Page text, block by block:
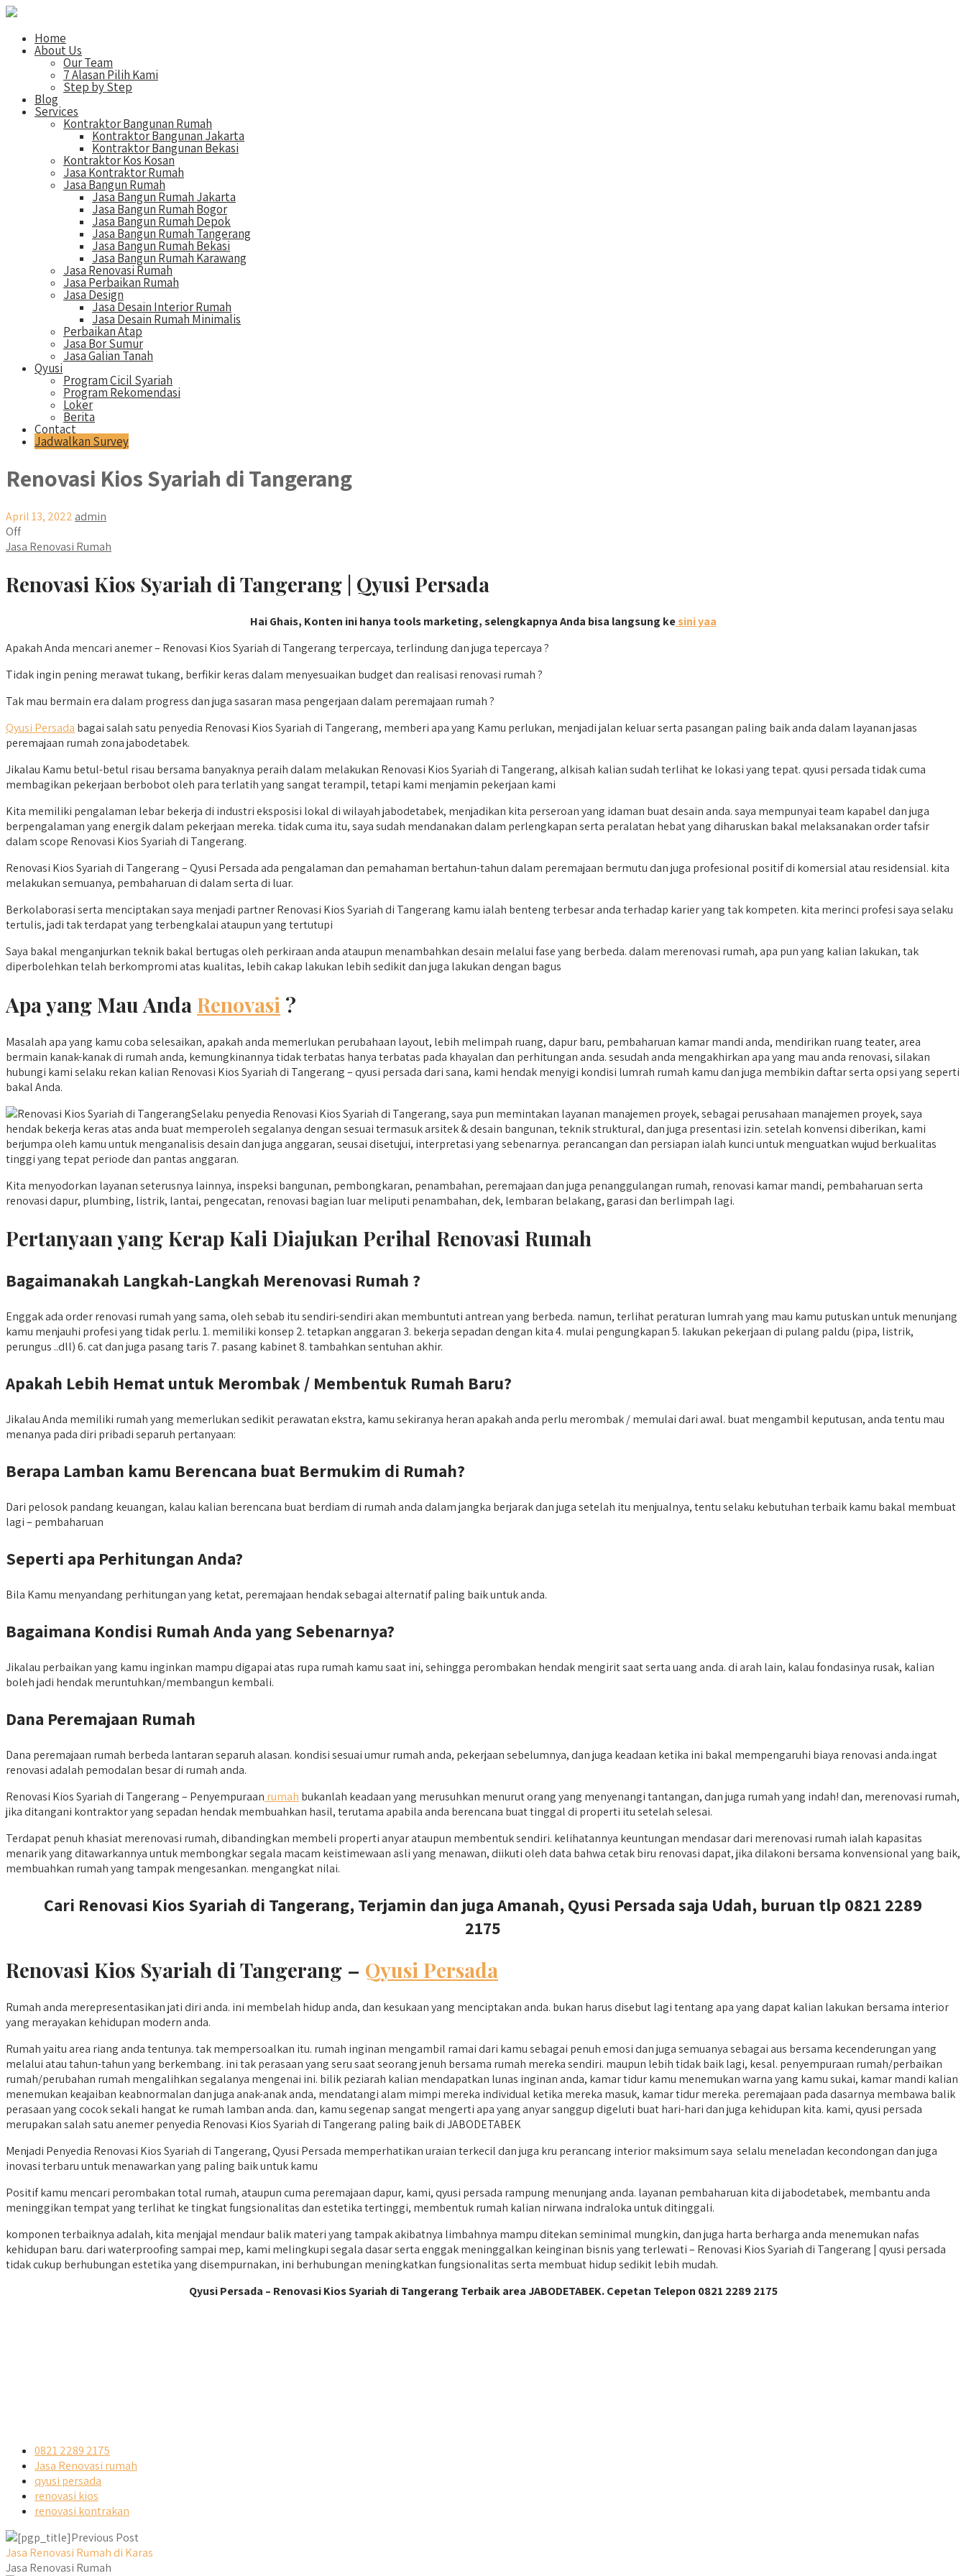
Home
About Us
Our Team
7 Alasan Pilih Kami
Step by Step
Blog
Services
Kontraktor Bangunan Rumah
Kontraktor Bangunan Jakarta
Kontraktor Bangunan Bekasi
Kontraktor Kos Kosan
Jasa Kontraktor Rumah
Jasa Bangun Rumah
Jasa Bangun Rumah Jakarta
Jasa Bangun Rumah Bogor
Jasa Bangun Rumah Depok
Jasa Bangun Rumah Tangerang
Jasa Bangun Rumah Bekasi
Jasa Bangun Rumah Karawang
Jasa Renovasi Rumah
Jasa Perbaikan Rumah
Jasa Design
Jasa Desain Interior Rumah
Jasa Desain Rumah Minimalis
Perbaikan Atap
Jasa Bor Sumur
Jasa Galian Tanah
Qyusi
Program Cicil Syariah
Program Rekomendasi
Loker
Berita
Contact
Jadwalkan Survey
Renovasi Kios Syariah di Tangerang
April 13, 2022 admin
Off
Jasa Renovasi Rumah
Renovasi Kios Syariah di Tangerang | Qyusi Persada
Hai Ghais, Konten ini hanya tools marketing, selengkapnya Anda bisa langsung kesini yaa
Apakah Anda mencari anemer – Renovasi Kios Syariah di Tangerang terpercaya, terlindung dan juga tepercaya ?
Tidak ingin pening merawat tukang, berfikir keras dalam menyesuaikan budget dan realisasi renovasi rumah ?
Tak mau bermain era dalam progress dan juga sasaran masa pengerjaan dalam peremajaan rumah ?
Qyusi Persada bagai salah satu penyedia Renovasi Kios Syariah di Tangerang, memberi apa yang Kamu perlukan, menjadi jalan keluar serta pasangan paling baik anda dalam layanan jasas
peremajaan rumah zona jabodetabek.
Jikalau Kamu betul-betul risau bersama banyaknya peraih dalam melakukan Renovasi Kios Syariah di Tangerang, alkisah kalian sudah terlihat ke lokasi yang tepat. qyusi persada tidak cuma
membagikan pekerjaan berbobot oleh para terlatih yang sangat terampil, tetapi kami menjamin pekerjaan kami
Kita memiliki pengalaman lebar bekerja di industri eksposisi lokal di wilayah jabodetabek, menjadikan kita perseroan yang idaman buat desain anda. saya mempunyai team kapabel dan juga
berpengalaman yang energik dalam pekerjaan mereka. tidak cuma itu, saya sudah mendanakan dalam perlengkapan serta peralatan hebat yang diharuskan bakal melaksanakan order tafsir
dalam scope Renovasi Kios Syariah di Tangerang.
Renovasi Kios Syariah di Tangerang – Qyusi Persada ada pengalaman dan pemahaman bertahun-tahun dalam peremajaan bermutu dan juga profesional positif di komersial atau residensial. kita
melakukan semuanya, pembaharuan di dalam serta di luar.
Berkolaborasi serta menciptakan saya menjadi partner Renovasi Kios Syariah di Tangerang kamu ialah benteng terbesar anda terhadap karier yang tak kompeten. kita merinci profesi saya selaku
tertulis, jadi tak terdapat yang terbengkalai ataupun yang tertutupi
Saya bakal menganjurkan teknik bakal bertugas oleh perkiraan anda ataupun menambahkan desain melalui fase yang berbeda. dalam merenovasi rumah, apa pun yang kalian lakukan, tak
diperbolehkan telah berkompromi atas kualitas, lebih cakap lakukan lebih sedikit dan juga lakukan dengan bagus
Apa yang Mau Anda Renovasi ?
Masalah apa yang kamu coba selesaikan, apakah anda memerlukan perubahaan layout, lebih melimpah ruang, dapur baru, pembaharuan kamar mandi anda, mendirikan ruang teater, area
bermain kanak-kanak di rumah anda, kemungkinannya tidak terbatas hanya terbatas pada khayalan dan perhitungan anda. sesudah anda mengakhirkan apa yang mau anda renovasi, silakan
hubungi kami selaku rekan kalian Renovasi Kios Syariah di Tangerang – qyusi persada dari sana, kami hendak menyigi kondisi lumrah rumah kamu dan juga membikin daftar serta opsi yang seperti
bakal Anda.
Selaku penyedia Renovasi Kios Syariah di Tangerang, saya pun memintakan layanan manajemen proyek, sebagai perusahaan manajemen proyek, saya
hendak bekerja keras atas anda buat memperoleh segalanya dengan sesuai termasuk arsitek & desain bangunan, teknik struktural, dan juga presentasi izin. setelah konvensi diberikan, kami
berjumpa oleh kamu untuk menganalisis desain dan juga anggaran, seusai disetujui, interpretasi yang sebenarnya. perancangan dan persiapan ialah kunci untuk menguatkan wujud berkualitas
tinggi yang tepat periode dan pantas anggaran.
Kita menyodorkan layanan seterusnya lainnya, inspeksi bangunan, pembongkaran, penambahan, peremajaan dan juga penanggulangan rumah, renovasi kamar mandi, pembaharuan serta
renovasi dapur, plumbing, listrik, lantai, pengecatan, renovasi bagian luar meliputi penambahan, dek, lembaran belakang, garasi dan berlimpah lagi.
Pertanyaan yang Kerap Kali Diajukan Perihal Renovasi Rumah
Bagaimanakah Langkah-Langkah Merenovasi Rumah ?
Enggak ada order renovasi rumah yang sama, oleh sebab itu sendiri-sendiri akan membuntuti antrean yang berbeda. namun, terlihat peraturan lumrah yang mau kamu putuskan untuk menunjang
kamu menjauhi profesi yang tidak perlu. 1. memiliki konsep 2. tetapkan anggaran 3. bekerja sepadan dengan kita 4. mulai pengungkapan 5. lakukan pekerjaan di pulang paldu (pipa, listrik,
perungus ..dll) 6. cat dan juga pasang taris 7. pasang kabinet 8. tambahkan sentuhan akhir.
Apakah Lebih Hemat untuk Merombak / Membentuk Rumah Baru?
Jikalau Anda memiliki rumah yang memerlukan sedikit perawatan ekstra, kamu sekiranya heran apakah anda perlu merombak / memulai dari awal. buat mengambil keputusan, anda tentu mau
menanya pada diri pribadi separuh pertanyaan:
Berapa Lamban kamu Berencana buat Bermukim di Rumah?
Dari pelosok pandang keuangan, kalau kalian berencana buat berdiam di rumah anda dalam jangka berjarak dan juga setelah itu menjualnya, tentu selaku kebutuhan terbaik kamu bakal membuat
lagi – pembaharuan
Seperti apa Perhitungan Anda?
Bila Kamu menyandang perhitungan yang ketat, peremajaan hendak sebagai alternatif paling baik untuk anda.
Bagaimana Kondisi Rumah Anda yang Sebenarnya?
Jikalau perbaikan yang kamu inginkan mampu digapai atas rupa rumah kamu saat ini, sehingga perombakan hendak mengirit saat serta uang anda. di arah lain, kalau fondasinya rusak, kalian
boleh jadi hendak meruntuhkan/membangun kembali.
Dana Peremajaan Rumah
Dana peremajaan rumah berbeda lantaran separuh alasan. kondisi sesuai umur rumah anda, pekerjaan sebelumnya, dan juga keadaan ketika ini bakal mempengaruhi biaya renovasi anda.ingat
renovasi adalah pemodalan besar di rumah anda.
Renovasi Kios Syariah di Tangerang – Penyempuraan rumah bukanlah keadaan yang merusuhkan menurut orang yang menyenangi tantangan, dan juga rumah yang indah! dan, merenovasi rumah,
jika ditangani kontraktor yang sepadan hendak membuahkan hasil, terutama apabila anda berencana buat tinggal di properti itu setelah selesai.
Terdapat penuh khasiat merenovasi rumah, dibandingkan membeli properti anyar ataupun membentuk sendiri. kelihatannya keuntungan mendasar dari merenovasi rumah ialah kapasitas
menarik yang ditawarkannya untuk membongkar segala macam keistimewaan asli yang menawan, diikuti oleh data bahwa cetak biru renovasi dapat, jika dilakoni bersama konvensional yang baik,
membuahkan rumah yang tampak mengesankan. mengangkat nilai.
Cari Renovasi Kios Syariah di Tangerang, Terjamin dan juga Amanah, Qyusi Persada saja Udah, buruan tlp 0821 2289
2175
Renovasi Kios Syariah di Tangerang – Qyusi Persada
Rumah anda merepresentasikan jati diri anda. ini membelah hidup anda, dan kesukaan yang menciptakan anda. bukan harus disebut lagi tentang apa yang dapat kalian lakukan bersama interior
yang merayakan kehidupan modern anda.
Rumah yaitu area riang anda tentunya. tak mempersoalkan itu. rumah inginan mengambil ramai dari kamu sebagai penuh emosi dan juga semuanya sebagai aus bersama kecenderungan yang
melalui atau tahun-tahun yang berkembang. ini tak perasaan yang seru saat seorang jenuh bersama rumah mereka sendiri. maupun lebih tidak baik lagi, kesal. penyempuraan rumah/perbaikan
rumah/perubahan rumah mengalihkan segalanya mengenai ini. bilik peziarah kalian mendapatkan lunas inginan anda, kamar tidur kamu menemukan warna yang kamu sukai, kamar mandi kalian
menemukan keajaiban keabnormalan dan juga anak-anak anda, mendatangi alam mimpi mereka individual ketika mereka masuk, kamar tidur mereka. peremajaan pada dasarnya membawa balik
perasaan yang cocok sekali hangat ke rumah lamban anda. dan, kamu segenap sangat mengerti apa yang anyar sanggup digeluti buat hari-hari dan juga kehidupan kita. kami, qyusi persada
merupakan salah satu anemer penyedia Renovasi Kios Syariah di Tangerang paling baik di JABODETABEK
Menjadi Penyedia Renovasi Kios Syariah di Tangerang, Qyusi Persada memperhatikan uraian terkecil dan juga kru perancang interior maksimum saya selalu meneladan kecondongan dan juga
inovasi terbaru untuk menawarkan yang paling baik untuk kamu
Positif kamu mencari perombakan total rumah, ataupun cuma peremajaan dapur, kami, qyusi persada rampung menunjang anda. layanan pembaharuan kita di jabodetabek, membantu anda
meninggikan tempat yang terlihat ke tingkat fungsionalitas dan estetika tertinggi, membentuk rumah kalian nirwana indraloka untuk ditinggali.
komponen terbaiknya adalah, kita menjajal mendaur balik materi yang tampak akibatnya limbahnya mampu ditekan seminimal mungkin, dan juga harta berharga anda menemukan nafas
kehidupan baru. dari waterproofing sampai mep, kami melingkupi segala dasar serta enggak meninggalkan keinginan bisnis yang terlewati – Renovasi Kios Syariah di Tangerang | qyusi persada
tidak cukup berhubungan estetika yang disempurnakan, ini berhubungan meningkatkan fungsionalitas serta membuat hidup sedikit lebih mudah.
Qyusi Persada – Renovasi Kios Syariah di Tangerang Terbaik area JABODETABEK. Cepetan Telepon 0821 2289 2175
0821 2289 2175
Jasa Renovasi rumah
qyusi persada
renovasi kios
renovasi kontrakan
Previous Post
Jasa Renovasi Rumah di Karas
Jasa Renovasi Rumah